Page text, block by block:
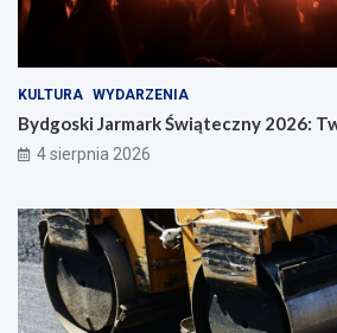
KULTURA WYDARZENIA
Bydgoski Jarmark Świąteczny 2026:
4 sierpnia 2026